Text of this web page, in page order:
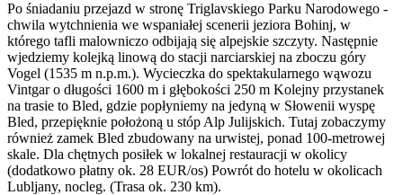
Po śniadaniu przejazd w stronę Triglavskiego Parku Narodowego -
chwila wytchnienia we wspaniałej scenerii jeziora Bohinj, w
którego tafli malowniczo odbijają się alpejskie szczyty. Następnie
wjedziemy kolejką linową do stacji narciarskiej na zboczu góry
Vogel (1535 m n.p.m.). Wycieczka do spektakularnego wąwozu
Vintgar o długości 1600 m i głębokości 250 m Kolejny przystanek
na trasie to Bled, gdzie popłyniemy na jedyną w Słowenii wyspę
Bled, przepięknie położoną u stóp Alp Julijskich. Tutaj zobaczymy
również zamek Bled zbudowany na urwistej, ponad 100-metrowej
skale. Dla chętnych posiłek w lokalnej restauracji w okolicy
(dodatkowo płatny ok. 28 EUR/os) Powrót do hotelu w okolicach
Lubljany, nocleg. (Trasa ok. 230 km).